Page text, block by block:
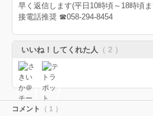
早く返信します(平日10時頃～18時頃
接電話推奨 ☎058-294-8454
いいね！してくれた人 （ 2 ）
コメント （ 1 ）